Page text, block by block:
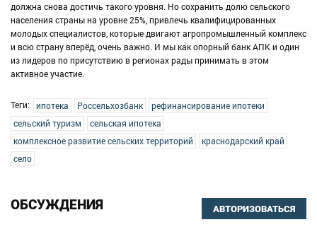
должна снова достичь такого уровня. Но сохранить долю сельского
населения страны на уровне 25%, привлечь квалифицированных
молодых специалистов, которые двигают агропромышленный комплекс
и всю страну вперёд, очень важно. И мы как опорный банк АПК и один
из лидеров по присутствию в регионах рады принимать в этом
активное участие.
Теги: ипотека Россельхозбанк
рефинансирование ипотеки
сельский туризм
сельская ипотека
комплексное развитие сельских территорий
краснодарский край
село
ОБСУЖДЕНИЯ АВТОРИЗОВАТЬСЯ